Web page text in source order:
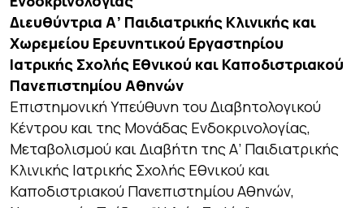
Διευθύντρια Α’ Παιδιατρικής Κλινικής και
Χωρεμείου Ερευνητικού Εργαστηρίου
Ιατρικής Σχολής Εθνικού και Καποδιστριακού
Πανεπιστημίου Αθηνών
Επιστημονική Υπεύθυνη του Διαβητολογικού
Κέντρου και της Μονάδας Ενδοκρινολογίας,
Μεταβολισμού και Διαβήτη της Α’ Παιδιατρικής
Κλινικής Ιατρικής Σχολής Εθνικού και
Καποδιστριακού Πανεπιστημίου Αθηνών,